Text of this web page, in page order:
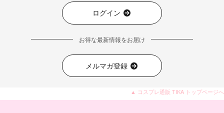
ログイン
お得な最新情報をお届け
メルマガ登録
▲ コスプレ通販 TIKA トップページへ